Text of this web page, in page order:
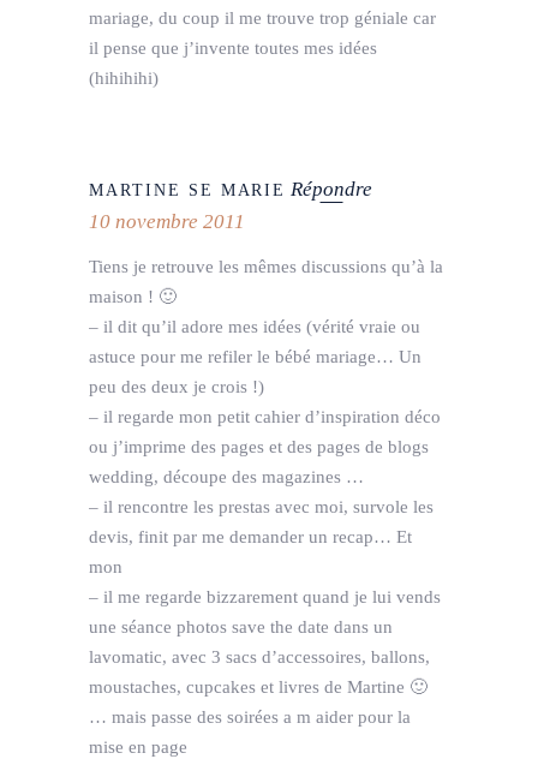
mariage, du coup il me trouve trop géniale car
il pense que j’invente toutes mes idées
(hihihihi)
MARTINE SE MARIE Répondre
10 novembre 2011
Tiens je retrouve les mêmes discussions qu’à la
maison ! 🙂
– il dit qu’il adore mes idées (vérité vraie ou
astuce pour me refiler le bébé mariage… Un
peu des deux je crois !)
– il regarde mon petit cahier d’inspiration déco
ou j’imprime des pages et des pages de blogs
wedding, découpe des magazines …
– il rencontre les prestas avec moi, survole les
devis, finit par me demander un recap… Et
mon
– il me regarde bizzarement quand je lui vends
une séance photos save the date dans un
lavomatic, avec 3 sacs d’accessoires, ballons,
moustaches, cupcakes et livres de Martine 🙂
… mais passe des soirées a m aider pour la
mise en page